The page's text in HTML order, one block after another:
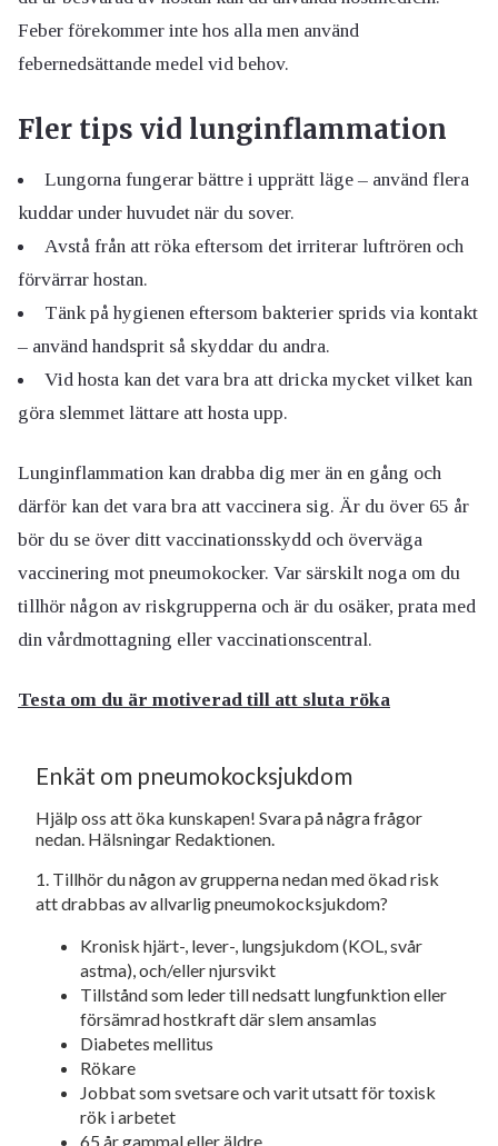
Feber förekommer inte hos alla men använd
febernedsättande medel vid behov.
Fler tips vid lunginflammation
Lungorna fungerar bättre i upprätt läge – använd flera
kuddar under huvudet när du sover.
Avstå från att röka eftersom det irriterar luftrören och
förvärrar hostan.
Tänk på hygienen eftersom bakterier sprids via kontakt
– använd handsprit så skyddar du andra.
Vid hosta kan det vara bra att dricka mycket vilket kan
göra slemmet lättare att hosta upp.
Lunginflammation kan drabba dig mer än en gång och
därför kan det vara bra att vaccinera sig. Är du över 65 år
bör du se över ditt vaccinationsskydd och överväga
vaccinering mot pneumokocker. Var särskilt noga om du
tillhör någon av riskgrupperna och är du osäker, prata med
din vårdmottagning eller vaccinationscentral.
Testa om du är motiverad till att sluta röka